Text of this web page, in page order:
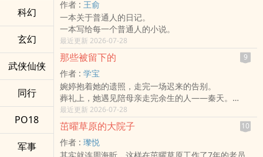
科幻
玄幻
武侠仙侠
同行
PO18
军事
你死我活，而是见证女孩在『艾蒂』与『艾娃』两者之
间，所做出那个选择的理由为何，以及心情上的两难。
为什么要选择葛莱恩夫妇？为什么连一面都不愿意见的
她，却在最后做出了这种决定？——这是我期望能够在
这篇作品中，成为值得探讨的议题。
以上，预祝各位能够在《艾蒂与艾娃》里读得尽兴！请
在大胆地阅读它的同时，细细地品啜着由她们不同的
心，所为你带来的不同滋味。
△
【西方国度】×【亲情抉择】×【历史悲剧】
△
【章节附录】：（点选标题即可跳转）
（ 楔子 ）
许知昀活在高压管束的框架里，温顺妥协，习惯隐藏自
我；
砚辞以儒雅假面周旋人情，孤身栖于文物修复室，心性
沉静孤凉。
一场长辈牵线的相亲，一枚残缺古坠牵起缘分。
两个被困在世俗期待里的人，
一个惯性退让、从未为自己活过，
一个终日伪装、无人窥见真实灵魂。
他们是彼此的幽暗与天光，在束缚重重的人间，遇见唯
一看懂自己的人。
原来最好的爱，是不用伪装、不必讨好，两颗深埋尘埃
【宝石三部曲系列】之三
作者 : 王俞
一本关于普通人的日记。
一本写给每一个普通人的小说。
最近更新 2026-07-28
那些被留下的 9
作者 : 学宝
婉婷抱着她的遗照，走完一场迟来的告别。
葬礼上，她遇见陪母亲走完余生的人——秦天。
从他的口中，婉婷第一次听见母亲年轻时的爱、怀孕、
婚姻与离开，
也重新思考自己童年里那些种种⋯⋯
有些人离开，不是因为不爱；有些人留下，是为了用一
最近更新 2026-07-28
茁曜草原的大院子 10
作者 : 瓈悦